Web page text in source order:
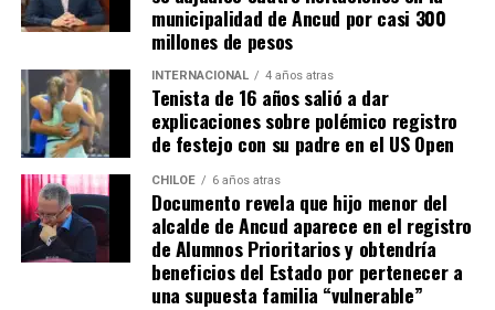
indignación.
La medida planteada por González y Raphael amenaza el
sustento de aproximadamente 17.000 familias que se
desempeñan en la pesca, la recolección de algas, la
mariscadería y otras actividades relacionadas con el mar.
Esta es una de las industrias más vulnerables del país,
que, lejos de recibir el respaldo de los poderes públicos,
ve cómo sus derechos se ven amenazados por una
legislación que favorece a las grandes corporaciones.
municipalidad de Ancud por casi 300
millones de pesos
INTERNACIONAL 4 años atras
Tenista de 16 años salió a dar
explicaciones sobre polémico registro
de festejo con su padre en el US Open
CHILOE 6 años atras
Documento revela que hijo menor del
alcalde de Ancud aparece en el registro
de Alumnos Prioritarios y obtendría
beneficios del Estado por pertenecer a
una supuesta familia “vulnerable”